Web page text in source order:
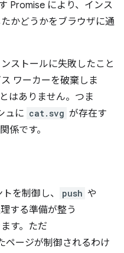
Promise により、インス
かどうかをブラウザに通
ストールに失敗したこと
ワーカーを破棄しま
はありません。つま
ュに cat.svg が存在す
係です。
を制御し、 push や
する準備が整う
す。ただ
ページが制御されるわけ